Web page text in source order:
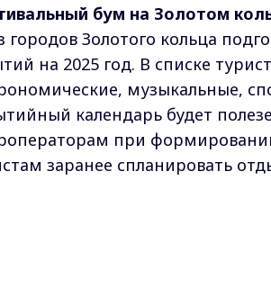
бум на Золотом
городов Золотого кольца
на 2025 год. В списке
музыкальные,
календарь будет
при
заранее спланировать